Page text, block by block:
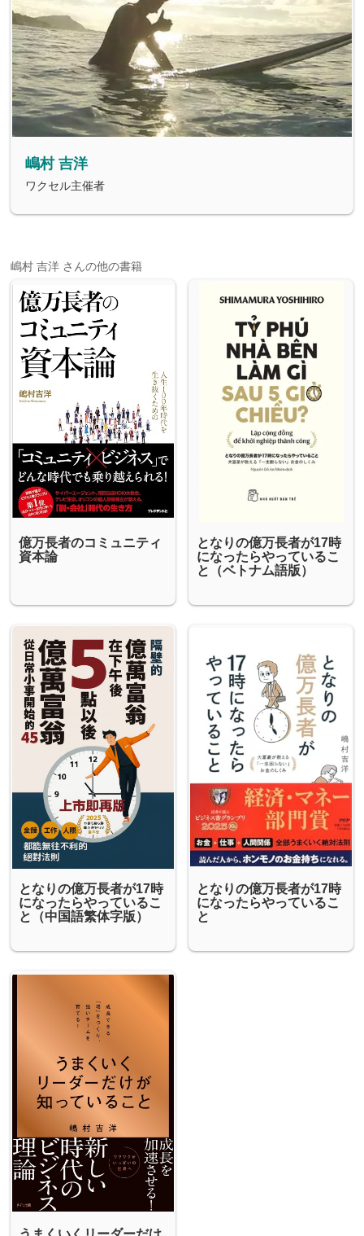
嶋村 吉洋
ワクセル主催者
嶋村 吉洋 さんの他の書籍
億万長者のコミュニティ
資本論
となりの億万長者が17時
になったらやっているこ
と（ベトナム語版）
となりの億万長者が17時
になったらやっているこ
と（中国語繁体字版）
となりの億万長者が17時
になったらやっているこ
と